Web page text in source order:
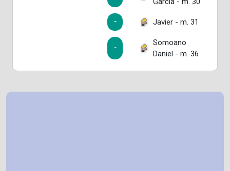
- Javier - m. 31
-
Somoano
Daniel - m. 36